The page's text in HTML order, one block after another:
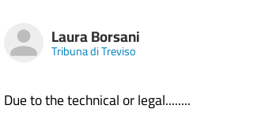
Laura Borsani
Tribuna di Treviso
Due to the technical or legal........